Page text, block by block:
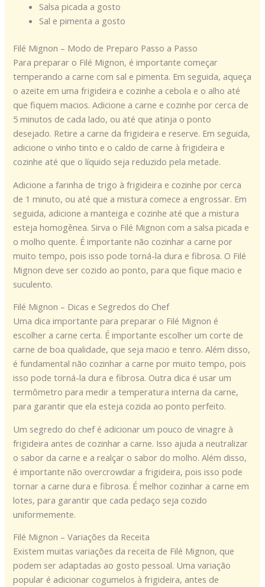
Salsa picada a gosto
Sal e pimenta a gosto
Filé Mignon – Modo de Preparo Passo a Passo
Para preparar o Filé Mignon, é importante começar
temperando a carne com sal e pimenta. Em seguida, aqueça
o azeite em uma frigideira e cozinhe a cebola e o alho até
que fiquem macios. Adicione a carne e cozinhe por cerca de
5 minutos de cada lado, ou até que atinja o ponto
desejado. Retire a carne da frigideira e reserve. Em seguida,
adicione o vinho tinto e o caldo de carne à frigideira e
cozinhe até que o líquido seja reduzido pela metade.
Adicione a farinha de trigo à frigideira e cozinhe por cerca
de 1 minuto, ou até que a mistura comece a engrossar. Em
seguida, adicione a manteiga e cozinhe até que a mistura
esteja homogênea. Sirva o Filé Mignon com a salsa picada e
o molho quente. É importante não cozinhar a carne por
muito tempo, pois isso pode torná-la dura e fibrosa. O Filé
Mignon deve ser cozido ao ponto, para que fique macio e
suculento.
Filé Mignon – Dicas e Segredos do Chef
Uma dica importante para preparar o Filé Mignon é
escolher a carne certa. É importante escolher um corte de
carne de boa qualidade, que seja macio e tenro. Além disso,
é fundamental não cozinhar a carne por muito tempo, pois
isso pode torná-la dura e fibrosa. Outra dica é usar um
termômetro para medir a temperatura interna da carne,
para garantir que ela esteja cozida ao ponto perfeito.
Um segredo do chef é adicionar um pouco de vinagre à
frigideira antes de cozinhar a carne. Isso ajuda a neutralizar
o sabor da carne e a realçar o sabor do molho. Além disso,
é importante não overcrowdar a frigideira, pois isso pode
tornar a carne dura e fibrosa. É melhor cozinhar a carne em
lotes, para garantir que cada pedaço seja cozido
uniformemente.
Filé Mignon – Variações da Receita
Existem muitas variações da receita de Filé Mignon, que
podem ser adaptadas ao gosto pessoal. Uma variação
popular é adicionar cogumelos à frigideira, antes de